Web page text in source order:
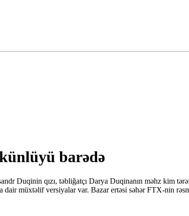
barədə
Duqinin qızı, təbliğatçı Darya Duqinanın məhz kim
dair müxtəlif versiyalar var. Bazar ertəsi səhər FTX-nin